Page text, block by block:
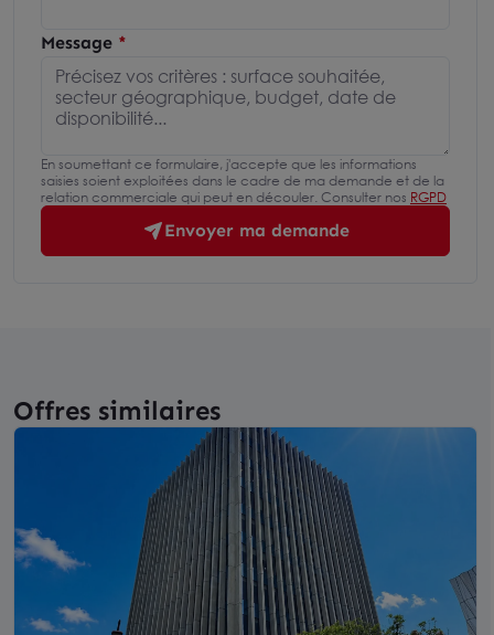
Message
En soumettant ce formulaire, j'accepte que les informations
saisies soient exploitées dans le cadre de ma demande et de la
relation commerciale qui peut en découler. Consulter nos RGPD
Envoyer ma demande
Offres similaires